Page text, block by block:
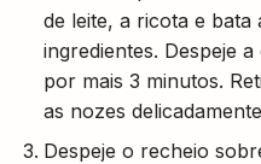
de leite, a ricota e
ingredientes. Despeje
por mais 3 minutos.
as nozes
Despeje o recheio